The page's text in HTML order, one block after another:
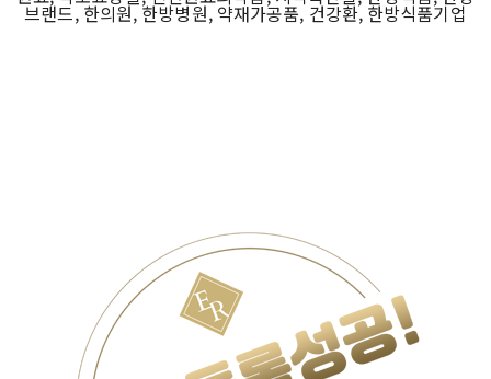
브랜드, 한의원, 한방병원, 약재가공품, 건강환, 한방식품기업